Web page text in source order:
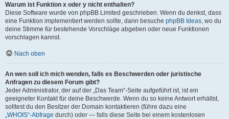
Warum ist Funktion x oder y nicht enthalten?
Diese Software wurde von phpBB Limited geschrieben. Wenn du denkst, dass
eine Funktion implementiert werden sollte, dann besuche phpBB Ideas, wo du
deine Stimme für bestehende Vorschläge abgeben oder neue Funktionen
vorschlagen kannst.
Nach oben
An wen soll ich mich wenden, falls es Beschwerden oder juristische
Anfragen zu diesem Forum gibt?
Jeder Administrator, der auf der „Das Team“-Seite aufgeführt ist, ist ein
geeigneter Kontakt für deine Beschwerde. Wenn du so keine Antwort erhältst,
solltest du den Besitzer der Domain kontaktieren (führe dazu eine
„WHOIS“-Abfrage durch) oder — falls diese Seite bei einem kostenlosen